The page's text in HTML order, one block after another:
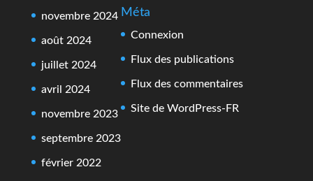
novembre 2024
août 2024
juillet 2024
avril 2024
novembre 2023
septembre 2023
février 2022
Méta
Connexion
Flux des publications
Flux des commentaires
Site de WordPress-FR